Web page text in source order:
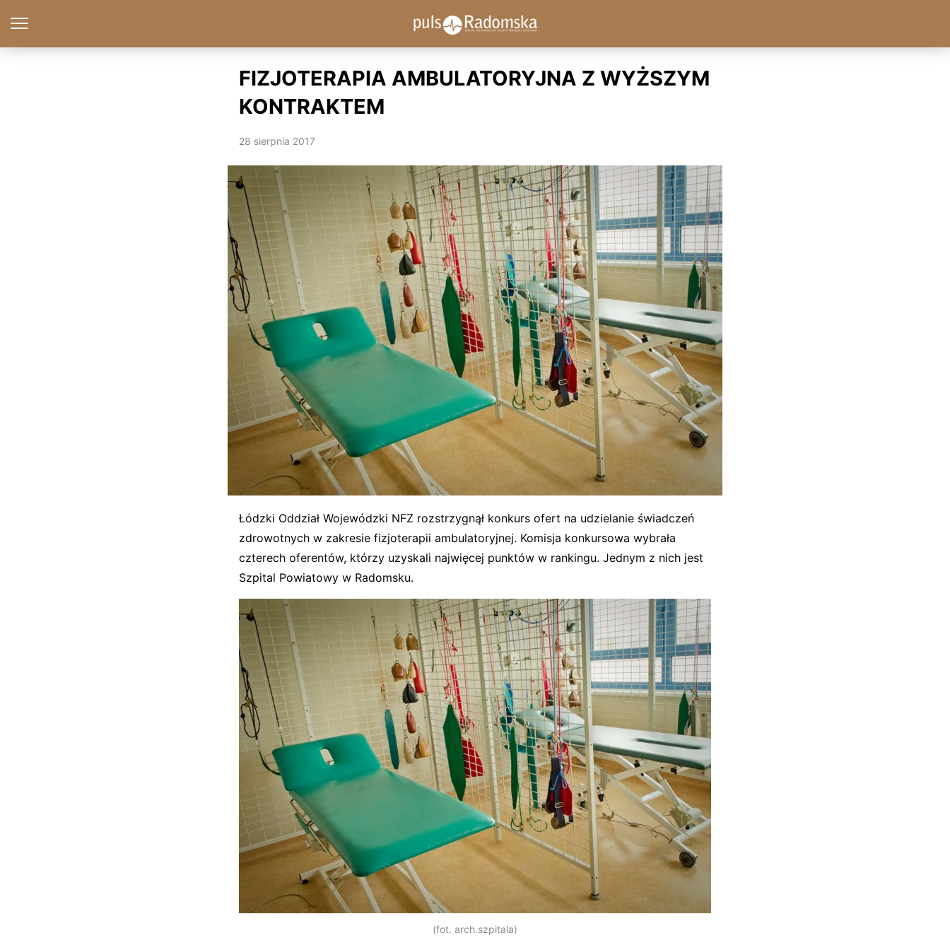
FIZJOTERAPIA AMBULATORYJNA Z WYŻSZYM
KONTRAKTEM
28 sierpnia 2017
Łódzki Oddział Wojewódzki NFZ rozstrzygnął konkurs ofert na udzielanie świadczeń
zdrowotnych w zakresie fizjoterapii ambulatoryjnej. Komisja konkursowa wybrała
czterech oferentów, którzy uzyskali najwięcej punktów w rankingu. Jednym z nich jest
Szpital Powiatowy w Radomsku.
(fot. arch.szpitala)